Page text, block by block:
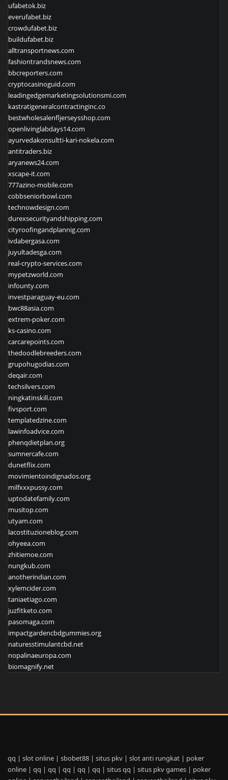
ufabetok.biz
everufabet.biz
crowdufabet.biz
buildufabet.biz
alltransportnews.com
fashiontrandsnews.com
bbcreporters.com
cryptocasinoguid.com
leadingedgemarketingsolutionsmi.com
kastratigeneralcontractinginc.co
bestwholesalenfljerseysshop.com
openlivinglabdays14.com
ayurvedakonsultti-kari-nokela.com
antitraders.biz
aryanews24.com
xscape-it.com
777azino-mobile.com
cobbseniorbowl.com
technowdesign.com
durexsecurityandshipping.com
cityroofingandplannig.com
ivdabergasa.com
juyultadesga.com
real-crypto-services.com
mypetzworld.com
infounty.com
investparaguay-eu.com
bwc88asia.com
extrem-poker.com
ks-casino.com
carcarepoints.com
thedoodlebreeders.com
grupohugodias.com
deqair.com
techsilvers.com
ningkatinskill.com
fivsport.com
templatedzine.com
lawinfoadvice.com
phenqdietplan.org
sumnercafe.com
dunetflix.com
movimientoindignados.org
milfxxxpussy.com
uptodatefamily.com
musitop.com
utyam.com
lacostituzioneblog.com
ohyeea.com
zhitiemoe.com
nungkub.com
anotherindian.com
xylemcider.com
taniaetiago.com
juzfitketo.com
pasomaga.com
impactgardencbdgummies.org
naturesstimulantcbd.net
nopalinaeuropa.com
biomagnify.net
qq | slot online | sbobet88 | situs pkv | slot anti rungkat | poker
online | qq | qq | qq | qq | qq | situs qq | situs pkv games | poker